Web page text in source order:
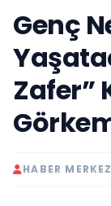
Genç
Zafer”
HABER